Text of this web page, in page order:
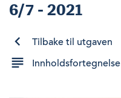
6/7 - 2021
Tilbake til utgaven
Innholdsfortegnelse